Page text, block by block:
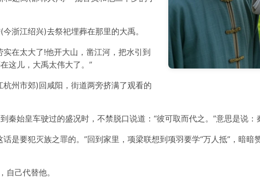
浙江绍兴)去祭祀埋葬在那里的大禹。
在太大了!他开大山，凿江河，把水引到
这儿，大禹太伟大了。”
州市郊)回咸阳，街道两旁挤满了观看的
秦始皇车驶过的盛况时，不禁脱口说道：“彼可取而代之。”意思是说：
是要犯灭族之罪的。”回到家里，项梁联想到项羽要学“万人抵”，暗
自己代替他。